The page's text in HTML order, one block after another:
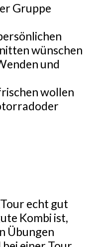
Gruppe
wünschen
und
wollen
echt gut
Kombi ist,
Übungen